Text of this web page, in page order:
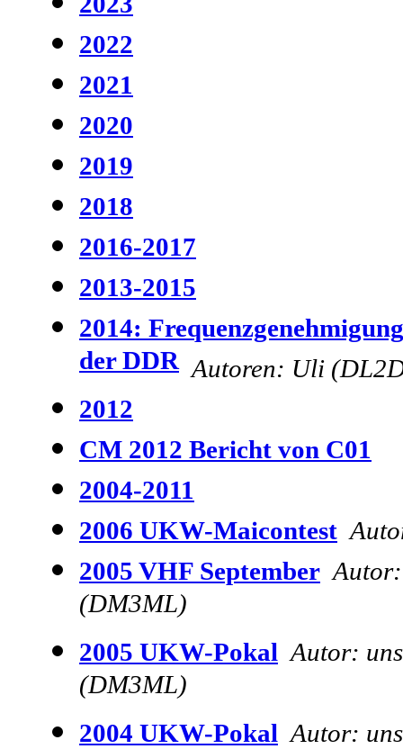
2022
2021
2020
2019
2018
2016-2017
2013-2015
2014:
der DDR Autoren: Uli
2012
CM 2012 Bericht von C01
2004-2011
2006 UKW-Maicontest
2005 VHF September
(DM3ML)
2005 UKW-Pokal Autor:
(DM3ML)
2004 UKW-Pokal Autor: